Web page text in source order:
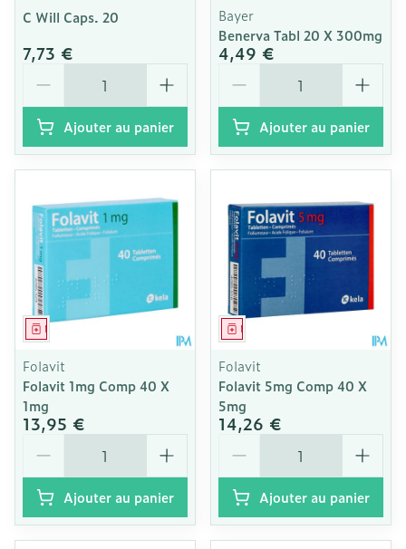
C Will Caps. 20
7,73 €
Ajouter au panier
Bayer
Benerva Tabl 20 X 300mg
4,49 €
Ajouter au panier
Médicament
Folavit
Folavit 1mg Comp 40 X
1mg
13,95 €
Ajouter au panier
Médicament
Folavit
Folavit 5mg Comp 40 X
5mg
14,26 €
Ajouter au panier